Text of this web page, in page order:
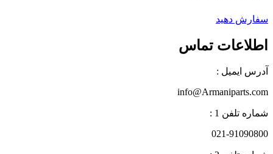
سفارش دهید
اطلاعات تماس
آدرس ایمیل :
info@Armaniparts.com
شماره تلفن 1 :
021-91090800